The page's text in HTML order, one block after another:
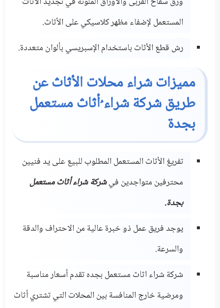
المستعمل لإضفاء مظهر كلاسيكي على الأثاث.
رش قطع الأثاث باستخدام الإسبريسي بألوان متعددة.
مميزات شراء محلات الأثاث عن
طريق شركة شراء ُأثاث مستعمل
بجدة
تفريغ الأثاث المستعمل المطلوب للبيع على يد فنيين
محترفين متواجدين فيشركة شراء أثاث مستعمل
بجدة.
يوجد فريق عمل ذو خبرة عالية من الاحتراف والدقة
والسرعة.
شركة شراء اثاث مستعمل بجده تقدم أسعار مناسبة
ومرضية خارج المنافسة بين المحلات التي تشتري أثاث